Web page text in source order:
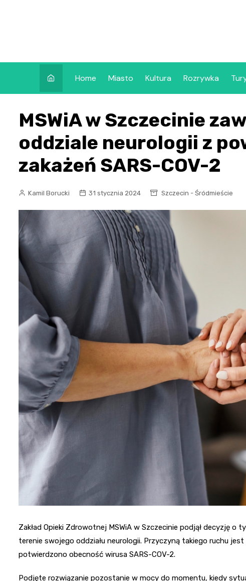
Home Miasto Kultura Rozrywka
MSWiA w Szczecinie
oddziale neurologii z
zakażeń SARS-COV-2
Kamil Borucki 31 stycznia 2024 Szczecin - Śródmieście
Zakład Opieki Zdrowotnej MSWiA w Szczecinie podjął decyzję
terenie swojego oddziału neurologii. Przyczyną takiego ruchu
potwierdzono obecność wirusa SARS-COV-2.
Podjęte rozwiązanie pozostanie w mocy do momentu, kiedy